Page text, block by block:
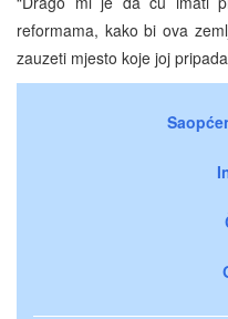
reformama, kako bi ova
zauzeti mjesto koje joj